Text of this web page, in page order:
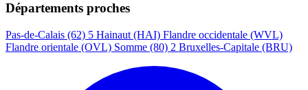
Départements proches
Pas-de-Calais (62) 5 Hainaut (HAI) Flandre occidentale (WVL)
Flandre orientale (OVL) Somme (80) 2 Bruxelles-Capitale (BRU)